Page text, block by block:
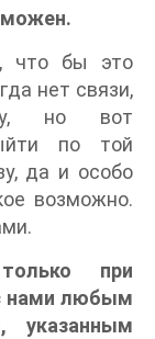
что бы это
нет связи,
но вот
по той
да и особо
возможно.
при
нами любым
указанным